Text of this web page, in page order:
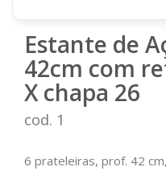
Estante de
42cm com
X chapa 26
cod. 1
6 prateleiras, prof. 42